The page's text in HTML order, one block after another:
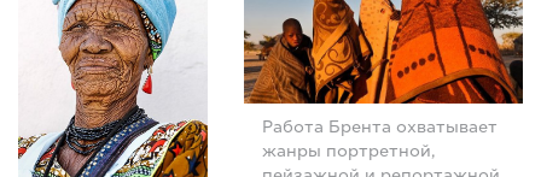
Работа Брента охватывает
жанры портретной,